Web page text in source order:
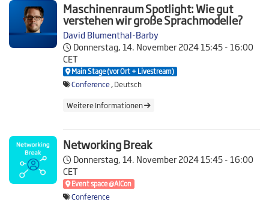
Maschinenraum Spotlight: Wie gut
verstehen wir große Sprachmodelle?
David Blumenthal-Barby
Donnerstag, 14. November 202415:45 - 16:00
CET
Main Stage (vor Ort + Livestream)
Conference, Deutsch
Weitere Informationen
Networking Break
Donnerstag, 14. November 202415:45 - 16:00
CET
Event space @AICon
Conference